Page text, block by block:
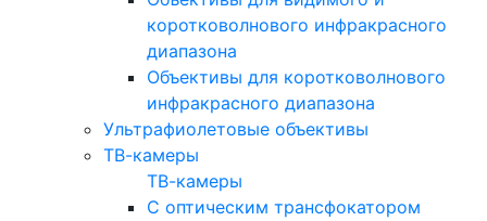
коротковолнового инфракрасного
диапазона
Объективы для коротковолнового
инфракрасного диапазона
Ультрафиолетовые объективы
ТВ-камеры
ТВ-камеры
С оптическим трансфокатором